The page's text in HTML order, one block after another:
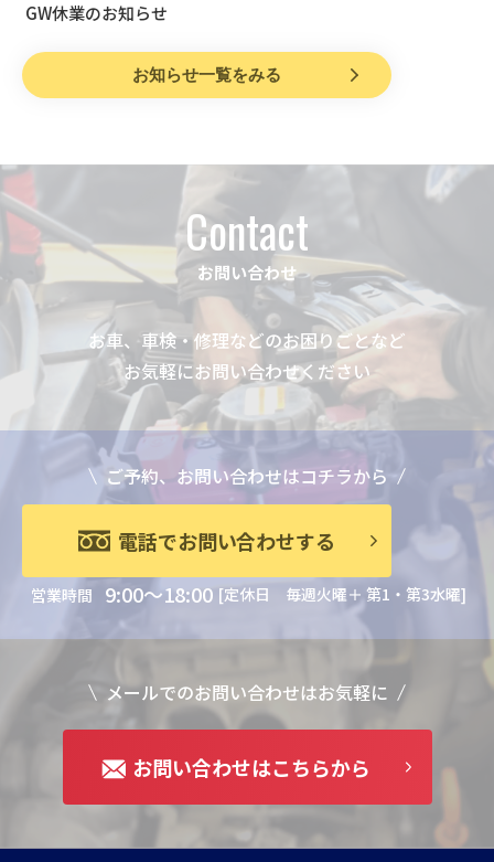
GW休業のお知らせ
お知らせ一覧をみる
Contact
お問い合わせ
お車、車検・修理などのお困りごとなど
お気軽にお問い合わせください
ご予約、お問い合わせはコチラから
電話でお問い合わせする
営業時間 9:00～18:00 [定休日 毎週火曜＋ 第1・第3水曜]
メールでのお問い合わせはお気軽に
お問い合わせはこちらから